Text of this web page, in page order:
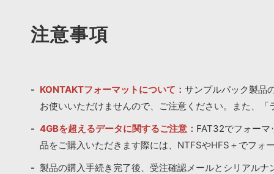
注意事項
KONTAKTフォーマットについて： サンプルパック製品
お使いいただけませんので、ご注意ください。また、「
4GBを超えるデータに関するご注意： FAT32でフォーマ
品をご購入いただきます際には、NTFSやHFS＋でフォ
製品の購入手続き完了後、受注確認メールとシリアル